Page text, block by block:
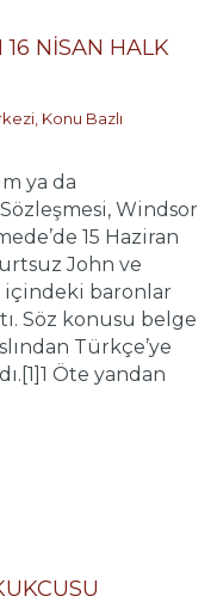
16 NİSAN HALK
, Konu Bazlı
ya da
Windsor
15 Haziran
John ve
baronlar
Söz konusu belge
Türkçe’ye
Öte yandan